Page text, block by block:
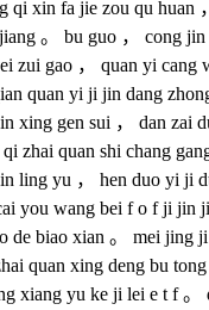
xin fa jie zou qu huan
。 bu guo ， cong
zui gao ， quan yi
quan yi ji jin dang
xing gen sui ， dan
zhai quan shi chang
ling yu ， hen duo yi ji
you wang bei f o f ji
de biao xian 。 mei
quan xing deng bu
xiang yu ke ji lei e t f